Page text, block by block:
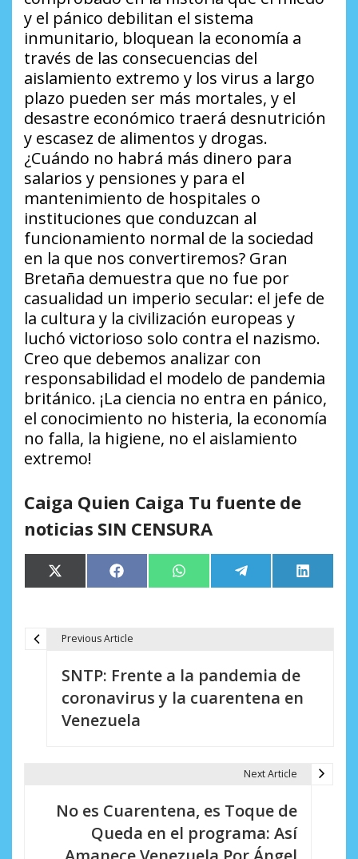
y el pánico debilitan el sistema
inmunitario, bloquean la economía a
través de las consecuencias del
aislamiento extremo y los virus a largo
plazo pueden ser más mortales, y el
desastre económico traerá desnutrición
y escasez de alimentos y drogas.
¿Cuándo no habrá más dinero para
salarios y pensiones y para el
mantenimiento de hospitales o
instituciones que conduzcan al
funcionamiento normal de la sociedad
en la que nos convertiremos? Gran
Bretaña demuestra que no fue por
casualidad un imperio secular: el jefe de
la cultura y la civilización europeas y
luchó victorioso solo contra el nazismo.
Creo que debemos analizar con
responsabilidad el modelo de pandemia
británico. ¡La ciencia no entra en pánico,
el conocimiento no histeria, la economía
no falla, la higiene, no el aislamiento
extremo!
Caiga Quien Caiga Tu fuente de
noticias SIN CENSURA
Compartir
en
X
(Twitter)
Compartir
en
Facebook Compartir
en
WhatsApp Compartir
en
Telegram
en
LinkedIn
Previous Article
SNTP: Frente a la pandemia de
coronavirus y la cuarentena en
Venezuela
Next Article
No es Cuarentena, es Toque de
Queda en el programa: Así